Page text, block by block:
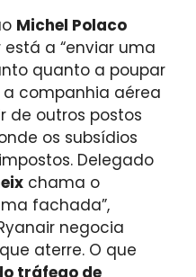
Michel Polaco
a “enviar uma
quanto a poupar
a companhia aérea
de outros postos
os subsídios
Delegado
chama o
fachada”,
negocia
aterre. O que
tráfego de